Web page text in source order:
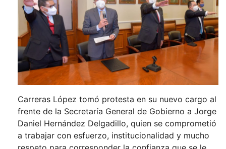
Carreras López tomó protesta en su nuevo cargo al
frente de la Secretaría General de Gobierno a Jorge
Daniel Hernández Delgadillo, quien se comprometió
a trabajar con esfuerzo, institucionalidad y mucho